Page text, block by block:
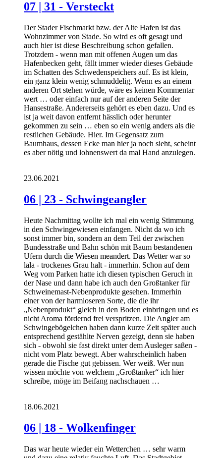
07 | 31 - Versteckt
Der Stader Fischmarkt bzw. der Alte Hafen ist das
Wohnzimmer von Stade. So wird es oft gesagt und
auch hier ist diese Beschreibung schon gefallen.
Trotzdem - wenn man mit offenen Augen um das
Hafenbecken geht, fällt immer wieder dieses Gebäude
im Schatten des Schwedenspeichers auf. Es ist klein,
ein ganz klein wenig schmuddelig. Wenn es an einem
anderen Ort stehen würde, wäre es keinen Kommentar
wert … oder einfach nur auf der anderen Seite der
Hansestraße. Andererseits gehört es eben dazu. Und es
ist ja weit davon entfernt hässlich oder herunter
gekommen zu sein … eben so ein wenig anders als die
restlichen Gebäude. Hier. Im Gegensatz zum
Baumhaus, dessen Ecke man hier ja noch sieht, scheint
es aber nötig und lohnenswert da mal Hand anzulegen.
23.06.2021
06 | 23 - Schwingeangler
Heute Nachmittag wollte ich mal ein wenig Stimmung
in den Schwingewiesen einfangen. Nicht da wo ich
sonst immer bin, sondern an dem Teil der zwischen
Bundesstraße und Bahn schön mit Baum bestandenen
Ufern durch die Wiesen meandert. Das Wetter war so
lala - trockenes Grau halt - immerhin. Schon auf dem
Weg vom Parken hatte ich diesen typischen Geruch in
der Nase und dann habe ich auch den Großtanker für
Schweinemast-Nebenprodukte gesehen. Immerhin
einer von der harmloseren Sorte, die die ihr
„Nebenprodukt“ gleich in den Boden einbringen und es
nicht Aroma fördernd frei verspritzen. Die Angler am
Schwingebögelchen haben dann kurze Zeit später auch
entsprechend gestählte Nerven gezeigt, denn sie haben
sich - obwohl sie fast direkt unter dem Ausleger saßen -
nicht vom Platz bewegt. Aber wahrscheinlich haben
gerade die Fische gut gebissen. Wer weiß. Wer nun
wissen möchte von welchem „Großtanker“ ich hier
schreibe, möge im Beifang nachschauen …
18.06.2021
06 | 18 - Wolkenfinger
Das war heute wieder ein Wetterchen … sehr warm